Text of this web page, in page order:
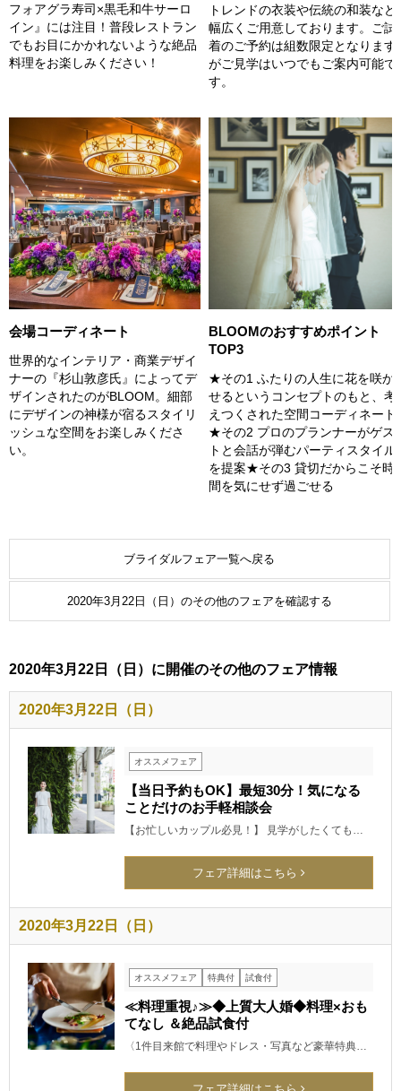
フォアグラ寿司×黒毛和牛サーロ
イン』には注目！普段レストラン
でもお目にかかれないような絶品
料理をお楽しみください！
トレンドの衣装や伝統の和装など
幅広くご用意しております。ご試
着のご予約は組数限定となります
がご見学はいつでもご案内可能で
す。
会場コーディネート
世界的なインテリア・商業デザイ
ナーの『杉山敦彦氏』によってデ
ザインされたのがBLOOM。細部
にデザインの神様が宿るスタイリ
ッシュな空間をお楽しみくださ
い。
BLOOMのおすすめポイント
TOP3
★その1 ふたりの人生に花を咲か
せるというコンセプトのもと、考
えつくされた空間コーディネート
★その2 プロのプランナーがゲス
トと会話が弾むパーティスタイル
を提案★その3 貸切だからこそ時
間を気にせず過ごせる
ブライダルフェア一覧へ戻る
2020年3月22日（日）のその他のフェアを確認する
2020年3月22日（日）に開催のその他のフェア情報
2020年3月22日（日）
オススメフェア
【当日予約もOK】最短30分！気になる
ことだけのお手軽相談会
【お忙しいカップル必見！】 見学がしたくても…
フェア詳細はこちら
2020年3月22日（日）
オススメフェア 特典付 試食付
≪料理重視♪≫◆上質大人婚◆料理×おも
てなし ＆絶品試食付
〈1件目来館で料理やドレス・写真など豪華特典…